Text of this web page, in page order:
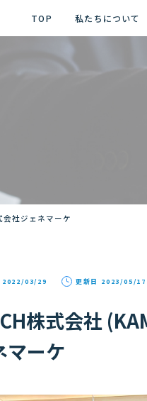
TOP 私たちについて
社ジェネマーケ
2022/03/29 更新日 2023/05/17
株式会社
マーケ